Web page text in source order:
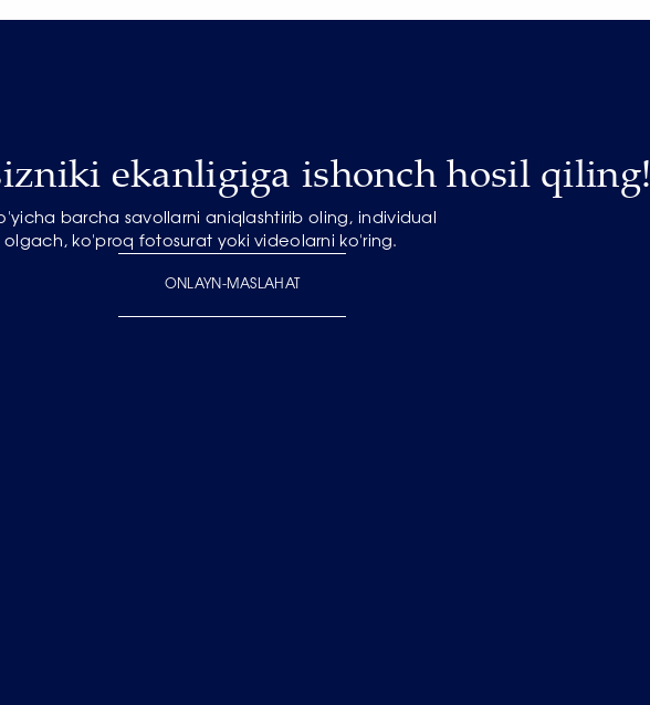
ekanligiga ishonch hosil qiling!
barcha savollarni aniqlashtirib oling, individual
olgach, ko'proq fotosurat yoki videolarni ko'ring.
ONLAYN-MASLAHAT